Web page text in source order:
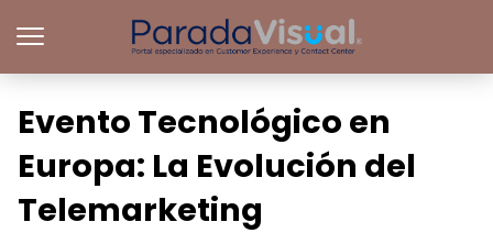
Evento Tecnológico en
Europa: La Evolución del
Telemarketing